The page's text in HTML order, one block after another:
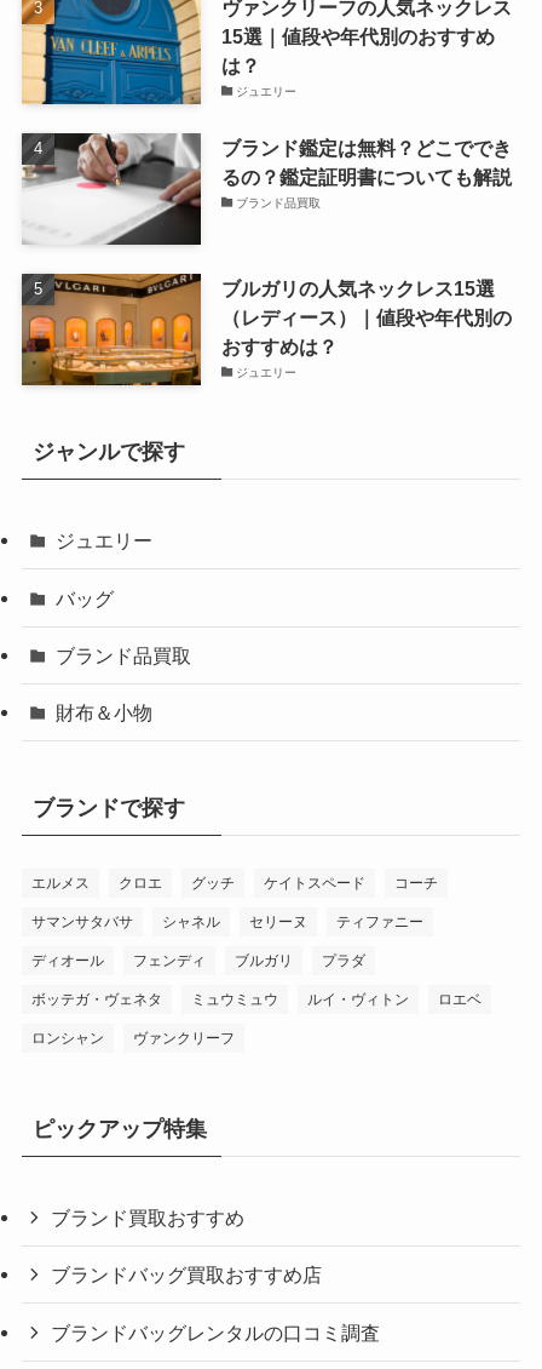
ヴァンクリーフの人気ネックレス
15選｜値段や年代別のおすすめ
は？
ジュエリー
ブランド鑑定は無料？どこででき
るの？鑑定証明書についても解説
ブランド品買取
ブルガリの人気ネックレス15選
（レディース）｜値段や年代別の
おすすめは？
ジュエリー
ジャンルで探す
ジュエリー
バッグ
ブランド品買取
財布＆小物
ブランドで探す
エルメス クロエ グッチ ケイトスペード コーチ
サマンサタバサ シャネル セリーヌ ティファニー
ディオール フェンディ ブルガリ プラダ
ボッテガ・ヴェネタ ミュウミュウ ルイ・ヴィトン ロエベ
ロンシャン ヴァンクリーフ
ピックアップ特集
ブランド買取おすすめ
ブランドバッグ買取おすすめ店
ブランドバッグレンタルの口コミ調査